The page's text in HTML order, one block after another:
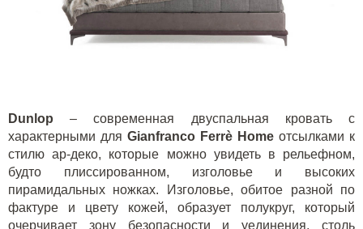
Dunlop – современная двуспальная кровать с
характерными для Gianfranco Ferrè Home отсылками к
стилю ар-деко, которые можно увидеть в рельефном,
будто плиссированном, изголовье и высоких
пирамидальных ножках. Изголовье, обитое разной по
фактуре и цвету кожей, образует полукруг, который
очерчивает зону безопасности и уединения, столь